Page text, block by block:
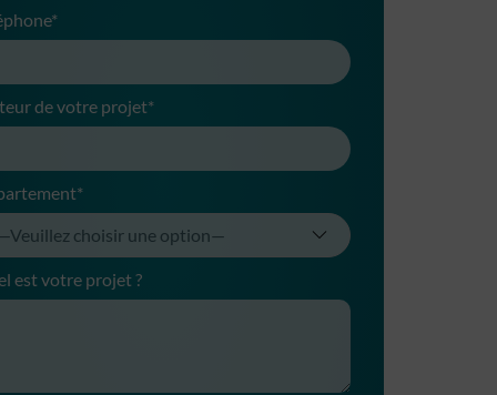
de votre projet*
est votre projet ?